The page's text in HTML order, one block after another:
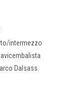
intermezzo
Dalsass.